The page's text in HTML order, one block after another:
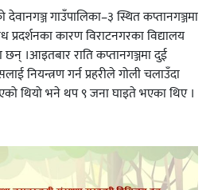
गाउँपालिका–३ स्थित कप्तानगञ्जमा
कारण विराटनगरका विद्यालय
।आइतबार राति कप्तानगञ्जमा दुई
नियन्त्रण गर्न प्रहरीले गोली चलाउँदा
थियो भने थप ९ जना घाइते भएका थिए ।